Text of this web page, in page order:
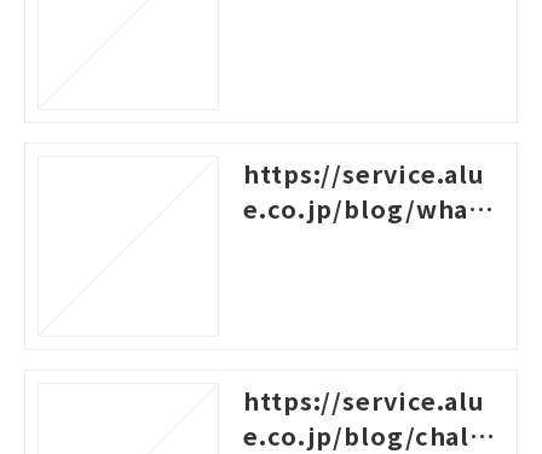
https://service.alu
e.co.jp/blog/what-i
https://service.alu
e.co.jp/blog/challe